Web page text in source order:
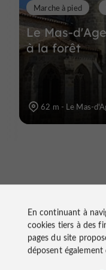
Le Mas-
à la forêt
Marche à pied
62 m - Le Mas-
À
En continuant à
cookies tiers à des
pages du site
déposent également